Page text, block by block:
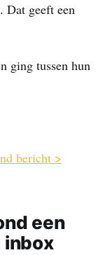
Dat geeft een
ging tussen hun
bericht >
een
inbox